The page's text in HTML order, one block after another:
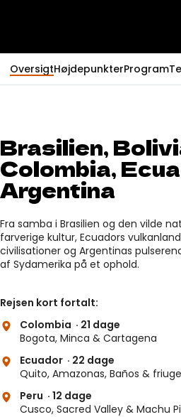
OversigtHøjdepunkterProgram
Brasilien,
Colombia,
Argentina
Fra samba i Brasilien og den vilde
farverige kultur, Ecuadors
civilisationer og Argentinas
af Sydamerika på et ophold.
Rejsen kort fortalt:
Colombia · 21 dage
Bogota, Minca & Cartagena
Ecuador · 22 dage
Quito, Amazonas, Baños & friuge
Peru · 12 dage
Cusco, Sacred Valley & Machu